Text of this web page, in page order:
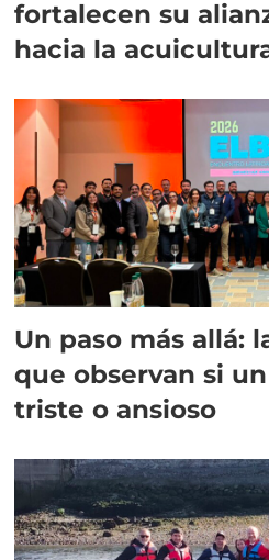
fortalecen su
hacia la
Un paso más allá:
que observan si
triste o ansioso